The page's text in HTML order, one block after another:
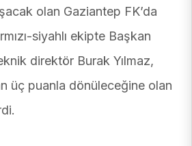
olan Gaziantep FK’da
siyahlı ekipte Başkan
direktör Burak Yılmaz,
üç puanla dönüleceğine olan